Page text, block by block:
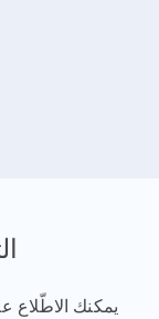
يمكنك الاطّلاع